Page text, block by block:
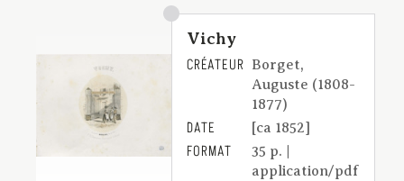
Vichy
CRÉATEUR Borget,
Auguste (1808-
1877)
DATE [ca 1852]
FORMAT
35 p. |
application/pdf